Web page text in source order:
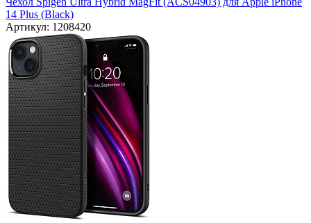
14 Plus (Black)
Артикул: 1208420